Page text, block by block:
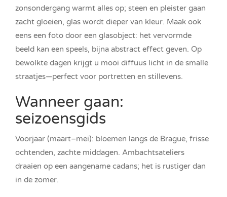
zonsondergang warmt alles op; steen en pleister gaan
zacht gloeien, glas wordt dieper van kleur. Maak ook
eens een foto door een glasobject: het vervormde
beeld kan een speels, bijna abstract effect geven. Op
bewolkte dagen krijgt u mooi diffuus licht in de smalle
straatjes—perfect voor portretten en stillevens.
Wanneer gaan:
seizoensgids
Voorjaar (maart–mei): bloemen langs de Brague, frisse
ochtenden, zachte middagen. Ambachtsateliers
draaien op een aangename cadans; het is rustiger dan
in de zomer.